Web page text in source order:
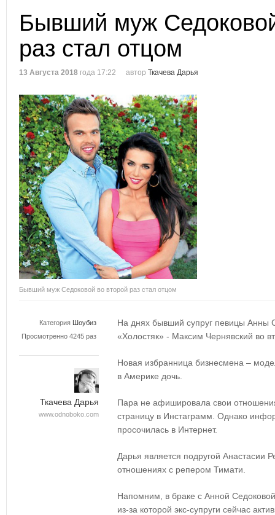
Бывший муж
раз стал отцом
13 Августа 2018 года 17:22 автор Ткачева Дарья
Бывший муж Седоковой во второй раз стал отцом
Категория Шоубиз
Просмотренно 4245 раз
Ткачева Дарья
www.odnoboko.com
На днях бывший супруг певицы Анны
«Холостяк» - Максим Чернявский во
Новая избранница бизнесмена –
в Америке дочь.
Пара не афишировала свои
страницу в Инстаграмм. Однако
просочилась в Интернет.
Дарья является подругой Анастасии
отношениях с репером Тимати.
Напомним, в браке с Анной
из-за которой экс-супруги сейчас